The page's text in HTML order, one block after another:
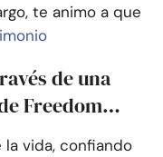
te animo a que
de una
Freedom…
vida, confiando